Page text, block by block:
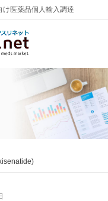
医薬品個人輸入調達